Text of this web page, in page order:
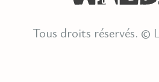
Tous droits réservés. ©